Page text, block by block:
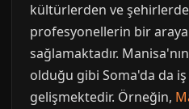
kültürlerden ve
profesyonellerin bir
sağlamaktadır.
olduğu gibi Soma'da da iş
gelişmektedir. Örneğin,